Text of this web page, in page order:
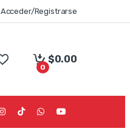
Acceder/Registrarse
0
$0.00